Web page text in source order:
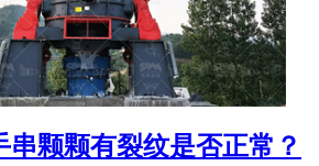
串颗颗有裂纹是否正常？